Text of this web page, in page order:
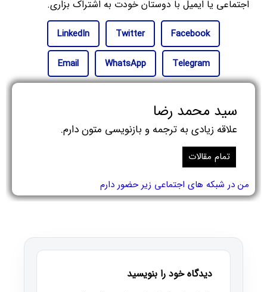
اجتماعی یا ایمیل با دوستان خودت به اشتراک بزاری.
Facebook
Twitter
LinkedIn
Telegram
WhatsApp
Email
سید محمد رضا
علاقه زیادی به ترجمه و بازنویسی متون دارم.
تمام مقالات
من در شبکه های اجتماعی زیر حضور دارم
دیدگاه خود را بنویسید